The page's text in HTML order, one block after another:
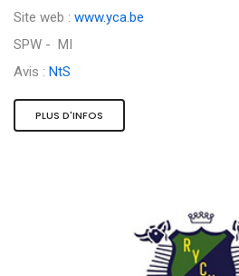
Site web : www.yca.be
SPW - MI
Avis : NtS
PLUS D'INFOS